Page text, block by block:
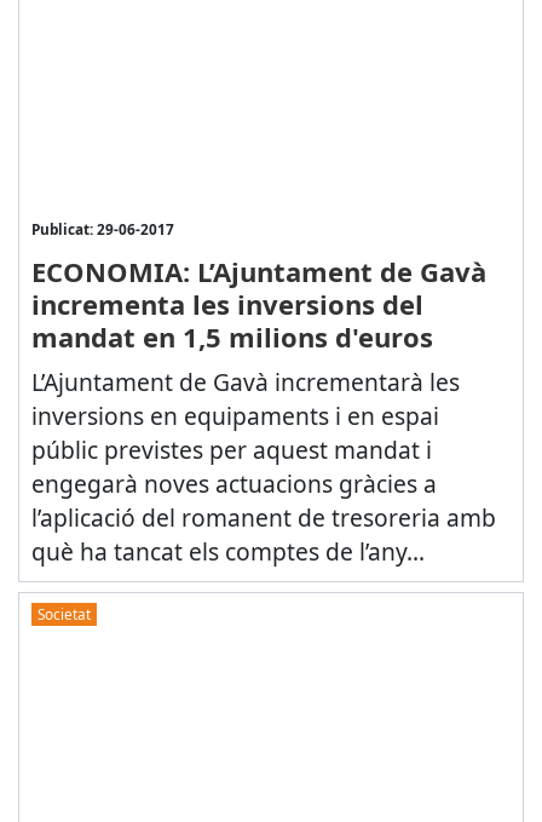
Publicat: 29-06-2017
ECONOMIA: L’Ajuntament de Gavà
incrementa les inversions del
mandat en 1,5 milions d'euros
L’Ajuntament de Gavà incrementarà les
inversions en equipaments i en espai
públic previstes per aquest mandat i
engegarà noves actuacions gràcies a
l’aplicació del romanent de tresoreria amb
què ha tancat els comptes de l’any...
Societat